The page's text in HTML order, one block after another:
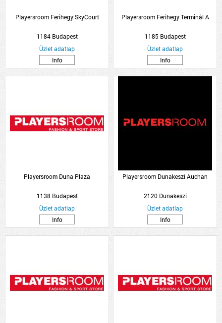
Playersroom Ferihegy SkyCourt
1184 Budapest
Üzlet adatlap
Info
Playersroom Ferihegy Terminál A
1185 Budapest
Üzlet adatlap
Info
Playersroom Duna Plaza
1138 Budapest
Üzlet adatlap
Info
Playersroom Dunakeszi Auchan
2120 Dunakeszi
Üzlet adatlap
Info